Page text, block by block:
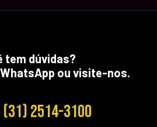
tem dúvidas?
ou visite-nos.
(31) 2514-3100